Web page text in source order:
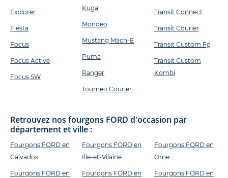
Explorer
Fiesta
Focus
Focus Active
Focus SW
Kuga
Mondeo
Mustang Mach-E
Puma
Ranger
Tourneo Courier
Transit Connect
Transit Courier
Transit Custom Fg
Transit Custom
Kombi
Retrouvez nos fourgons FORD d'occasion par
département et ville :
Fourgons FORD en
Calvados
Fourgons FORD en
Fourgons FORD en
Ille-et-Vilaine
Fourgons FORD en
Fourgons FORD en
Orne
Fourgons FORD en